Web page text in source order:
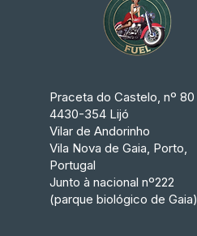
Praceta do Castelo, nº 80
4430-354 Lijó
Vilar de Andorinho
Vila Nova de Gaia, Porto,
Portugal
Junto à nacional nº222
(parque biológico de Gaia)